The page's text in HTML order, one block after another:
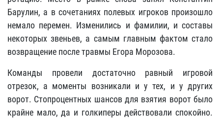
Барулин, а в сочетаниях полевых игроков произошло
немало перемен. Изменились и фамилии, и составы
некоторых звеньев, а самым главным фактом стало
возвращение после травмы Егора Морозова.
Команды провели достаточно равный игровой
отрезок, а моменты возникали и у тех, и у других
ворот. Стопроцентных шансов для взятия ворот было
крайне мало, да и голкиперы действовали спокойно.